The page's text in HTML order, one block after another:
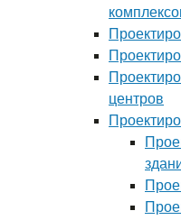
центров